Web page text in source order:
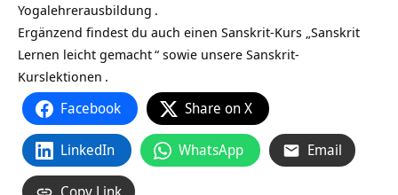
Yogalehrerausbildung .
Ergänzend findest du auch einen Sanskrit-Kurs „Sanskrit
Lernen leicht gemacht“ sowie unsere Sanskrit-
Kurslektionen .
Facebook Share on X
LinkedIn WhatsApp Email